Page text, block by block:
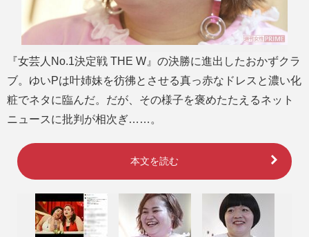
『女芸人No.1決定戦 THE W』の決勝に進出したおかずクラ
ブ。ゆいPは叶姉妹を彷彿とさせる真っ赤なドレスと濃い化
粧でネタに臨んだ。だが、その様子を褒めたたえるネット
ニュースに批判が相次ぎ……。
本文を読む